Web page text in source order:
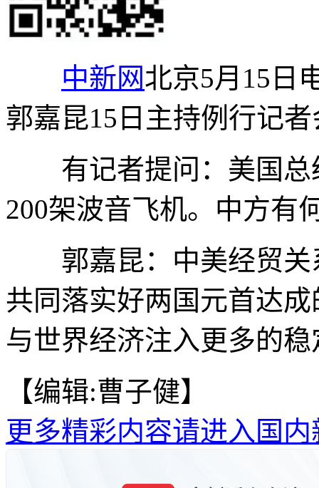
中新网北京5月15日
郭嘉昆15日主持例行记
有记者提问：美国总
200架波音飞机。中方有
郭嘉昆：中美经贸关
共同落实好两国元首达
与世界经济注入更多的
【编辑:曹子健】
更多精彩内容请进入国内